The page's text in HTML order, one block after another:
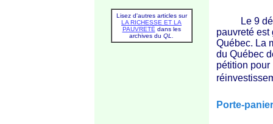
Lisez d'autres articles sur
LA RICHESSE ET LA
PAUVRETÉ dans les
archives du QL.
Le 9
pauvreté est
Québec. La
du Québec
pétition
Porte-panier